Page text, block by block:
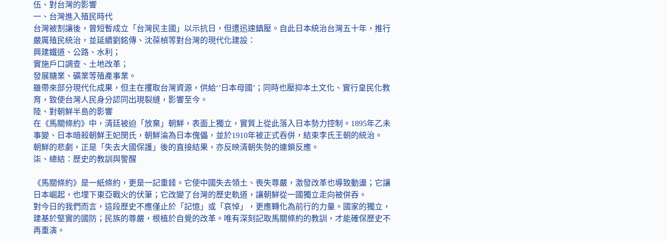
伍、對台灣的影響
一、台灣進入殖民時代
台灣被割讓後，曾短暫成立「台灣民主國」以示抗日，但遭迅速鎮壓。自此日本統治台灣五十年，推行
嚴厲殖民統治，並延續劉銘傳、沈葆楨等對台灣的現代化建設：
興建鐵道、公路、水利；
實施戶口調查、土地改革；
發展糖業、礦業等殖產事業。
雖帶來部分現代化成果，但主在攫取台灣資源，供給‘’日本母國’；同時也壓抑本土文化、實行皇民化教
育，致使台灣人民身分認同出現裂縫，影響至今。
陸、對朝鮮半島的影響
在《馬關條約》中，清廷被迫「放棄」朝鮮，表面上獨立，實質上從此落入日本勢力控制。1895年乙未
事變、日本暗殺朝鮮王妃閔氏，朝鮮淪為日本傀儡，並於1910年被正式吞併，結束李氏王朝的統治。
朝鮮的悲劇，正是「失去大國保護」後的直接結果，亦反映清朝失勢的連鎖反應。
柒、總結：歷史的教訓與警醒
《馬關條約》是一紙條約，更是一記重錘。它使中國失去領土、喪失尊嚴，激發改革也導致動盪；它讓
日本崛起，也埋下東亞戰火的伏筆；它改變了台灣的歷史軌道，讓朝鮮從一國獨立走向被併吞。
對今日的我們而言，這段歷史不應僅止於「記憶」或「哀悼」，更應轉化為前行的力量。國家的獨立，
建基於堅實的國防；民族的尊嚴，根植於自覺的改革。唯有深刻記取馬關條約的教訓，才能確保歷史不
再重演。